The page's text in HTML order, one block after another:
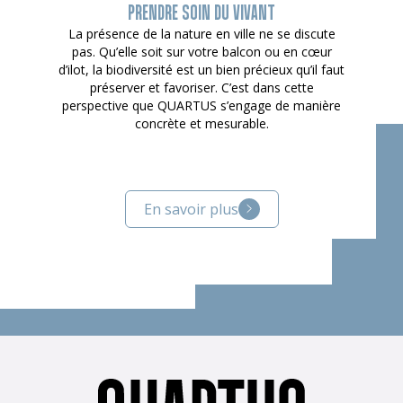
PRENDRE SOIN DU VIVANT
La présence de la nature en ville ne se discute
pas. Qu’elle soit sur votre balcon ou en cœur
d’ilot, la biodiversité est un bien précieux qu’il faut
préserver et favoriser. C’est dans cette
perspective que QUARTUS s’engage de manière
concrète et mesurable.
En savoir plus